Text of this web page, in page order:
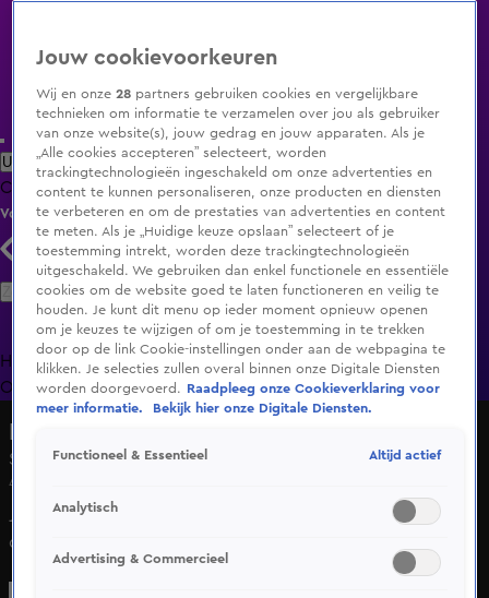
Uitzending Gemist Populaire programma's Zenders Genres
ClipsFilmsRadioSmart TV inlogShop
Volg KIJK
Zoeken
HomeUitzending Gemist Programma's De Bondgenoten
OranjezomerLivestreamsShop
Seizoen 7, aflevering 46
4 nov 2024, 18:55
Jerry krijgt een schaal bruin fruit voor zijn kiezen. En
daarmee weet hij gelijk de culinaire reikwijdte van zijn
date Debby. Ashley is gevoelig voor geluid en had
Jouw cookievoorkeuren
Wij en onze28 partners gebruiken cookies en vergelijkbare
technieken om informatie te verzamelen over jou als gebruiker
van onze website(s), jouw gedrag en jouw apparaten. Als je
„Alle cookies accepteren” selecteert, worden
trackingtechnologieën ingeschakeld om onze advertenties en
content te kunnen personaliseren, onze producten en diensten
te verbeteren en om de prestaties van advertenties en content
te meten. Als je „Huidige keuze opslaan” selecteert of je
toestemming intrekt, worden deze trackingtechnologieën
uitgeschakeld. We gebruiken dan enkel functionele en essentiële
cookies om de website goed te laten functioneren en veilig te
houden. Je kunt dit menu op ieder moment opnieuw openen
om je keuzes te wijzigen of om je toestemming in te trekken
door op de link Cookie-instellingen onder aan de webpagina te
klikken. Je selecties zullen overal binnen onze Digitale Diensten
worden doorgevoerd.
Raadpleeg onze Cookieverklaring voor
meer informatie.
Bekijk hier onze Digitale Diensten.
Functioneel & Essentieel Altijd actief
Analytisch
Advertising & Commercieel